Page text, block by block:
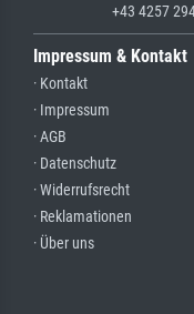
+43 4257
Impressum & Kontakt
· Kontakt
· Impressum
· AGB
· Datenschutz
· Widerrufsrecht
· Reklamationen
· Über uns